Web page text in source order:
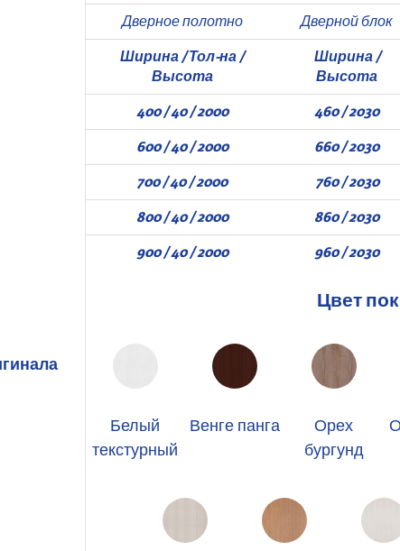
Дверное полотно Дверной блок
Ширина / Тол-на /
Высота
Ширина /
Высота
400 / 40 / 2000 460 / 2030
600 / 40 / 2000 660 / 2030
700 / 40 / 2000 760 / 2030
800 / 40 / 2000 860 / 2030
900 / 40 / 2000 960 / 2030
Цвет
Белый
текстурный
Венге панга
Орех
бургунд